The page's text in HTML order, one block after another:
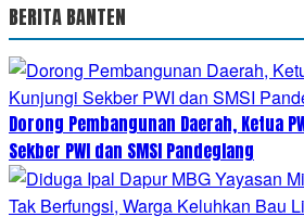
BERITA BANTEN
Dorong Pembangunan Daerah, Ketua
Sekber PWI dan SMSI Pandeglang